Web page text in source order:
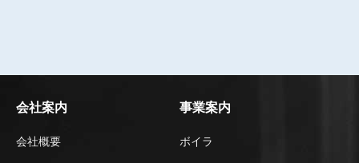
会社案内
会社概要
事業案内
ボイラ